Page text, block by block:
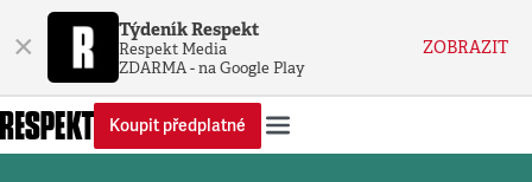
× Týdeník Respekt
Respekt Media
ZDARMA - na Google Play
ZOBRAZIT
Koupit předplatné